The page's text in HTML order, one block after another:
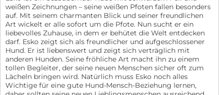
weißen Zeichnungen – seine weißen Pfoten fallen besonders
auf. Mit seinem charmanten Blick und seiner freundlichen
Art wickelt er alle sofort um die Pfote. Nun sucht er ein
liebevolles Zuhause, in dem er behütet die Welt entdecken
darf. Esko zeigt sich als freundlicher und aufgeschlossener
Hund. Er ist liebenswert und zeigt sich verträglich mit
anderen Hunden. Seine fröhliche Art macht ihn zu einem
tollen Begleiter, der seine neuen Menschen sicher oft zum
Lächeln bringen wird. Natürlich muss Esko noch alles
Wichtige für eine gute Hund-Mensch-Beziehung lernen,